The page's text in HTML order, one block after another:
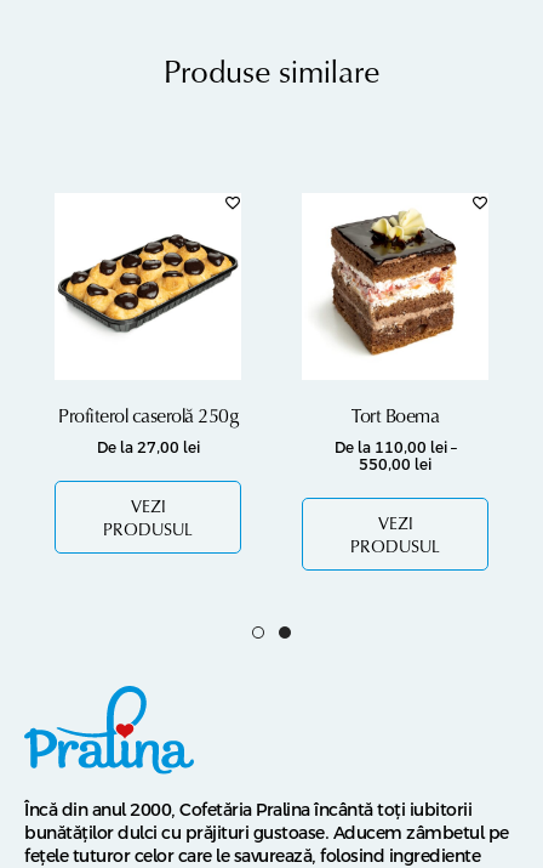
Produse similare
Profiterol caserolă 250g
De la 27,00 lei
VEZI
PRODUSUL
Tort Boema
De la 110,00 lei –
550,00 lei
VEZI
PRODUSUL
Încă din anul 2000, Cofetăria Pralina încântă toți iubitorii
bunătăților dulci cu prăjituri gustoase. Aducem zâmbetul pe
fețele tuturor celor care le savurează, folosind ingrediente